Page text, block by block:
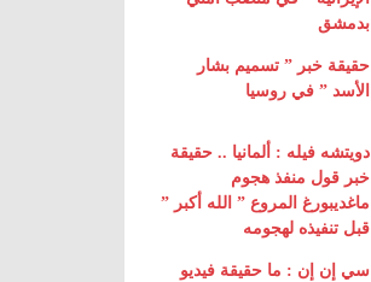
بدمشق
حقيقة خبر ” تسميم بشار
الأسد ” في روسيا
دويتشه فيله : ألمانيا .. حقيقة
خبر قول منفذ هجوم
ماغديبورغ المروع ” الله أكبر ”
قبل تنفيذه لهجومه
سي إن إن : ما حقيقة فيديو